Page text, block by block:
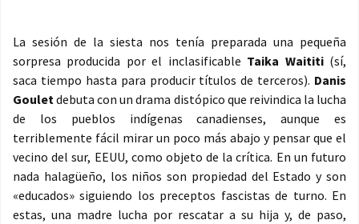
La sesión de la siesta nos tenía preparada una pequeña
sorpresa producida por el inclasificable Taika Waititi(sí,
saca tiempo hasta para producir títulos de terceros). Danis
Gouletdebuta con un drama distópico que reivindica la lucha
de los pueblos indígenas canadienses, aunque es
terriblemente fácil mirar un poco más abajo y pensar que el
vecino del sur, EEUU, como objeto de la crítica. En un futuro
nada halagüeño, los niños son propiedad del Estado y son
«educados» siguiendo los preceptos fascistas de turno. En
estas, una madre lucha por rescatar a su hija y, de paso,